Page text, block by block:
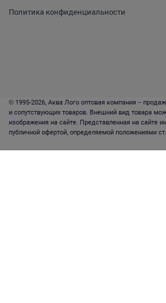
Политика конфиденциальности
© 1995-2026, Аква Лого оптовая компания –
и сопутствующих товаров. Внешний вид товара
изображения на сайте. Представленная на сайте
публичной офертой, определяемой положениями